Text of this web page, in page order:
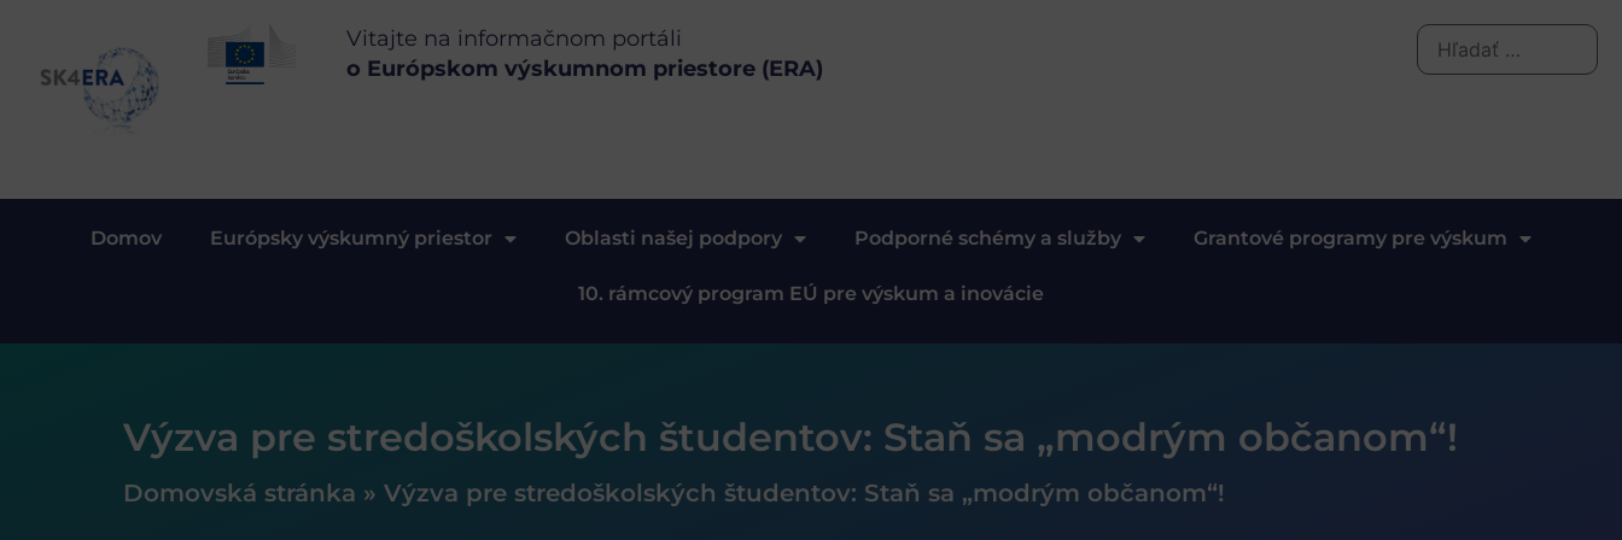
Vitajte na informačnom portáli
o Európskom výskumnom priestore (ERA)
Domov Európsky výskumný priestor Oblasti našej podpory Podporné schémy a služby Grantové programy pre výskum
10. rámcový program EÚ pre výskum a inovácie
Výzva pre stredoškolských študentov: Staň sa „modrým občanom“!
Domovská stránka » Výzva pre stredoškolských študentov: Staň sa „modrým občanom“!